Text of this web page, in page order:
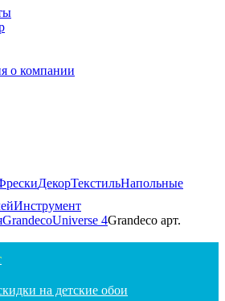
о компании
ДекорТекстильНапольные
Инструмент
GrandecoUniverse 4Grandeco арт.
на детские обои